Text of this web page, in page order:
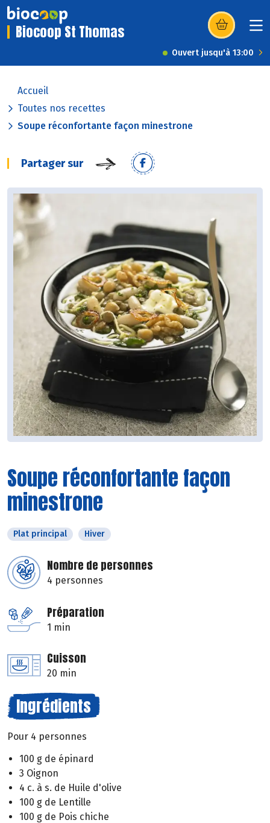
Biocoop St Thomas (s’ouvre dans
Ouvert jusqu'à 13:00
Accueil
Toutes nos recettes
Soupe réconfortante façon minestrone
Partager sur
Soupe réconfortante façon
minestrone
Plat principal Hiver
Nombre de personnes
4 personnes
Préparation
1 min
Cuisson
20 min
Ingrédients
Pour 4 personnes
100 g de épinard
3 Oignon
4 c. à s. de Huile d'olive
100 g de Lentille
100 g de Pois chiche